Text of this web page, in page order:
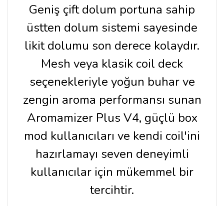
Geniş çift dolum portuna sahip
üstten dolum sistemi sayesinde
likit dolumu son derece kolaydır.
Mesh veya klasik coil deck
seçenekleriyle yoğun buhar ve
zengin aroma performansı sunan
Aromamizer Plus V4, güçlü box
mod kullanıcıları ve kendi coil'ini
hazırlamayı seven deneyimli
kullanıcılar için mükemmel bir
tercihtir.